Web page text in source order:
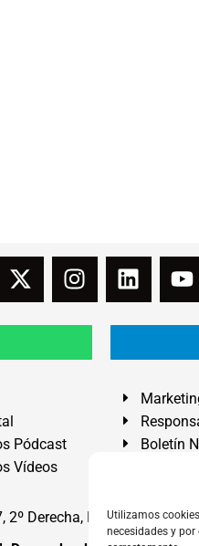
Utilizamos
necesidades y
Pódcast
Vídeos
Boletín
2º Derecha, El Médano,